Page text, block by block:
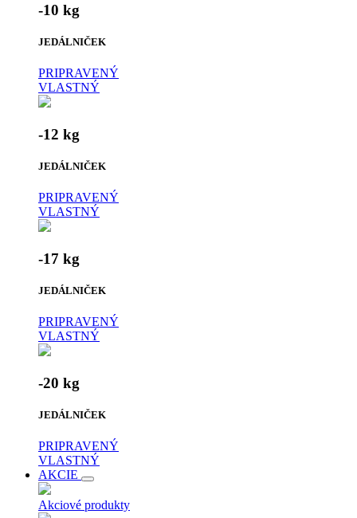
-10 kg
JEDÁLNIČEK
PRIPRAVENÝ
VLASTNÝ
-12 kg
JEDÁLNIČEK
PRIPRAVENÝ
VLASTNÝ
-17 kg
JEDÁLNIČEK
PRIPRAVENÝ
VLASTNÝ
-20 kg
JEDÁLNIČEK
PRIPRAVENÝ
VLASTNÝ
AKCIE
Akciové produkty